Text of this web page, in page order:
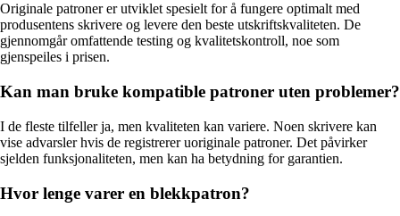
Originale patroner er utviklet spesielt for å fungere optimalt med
produsentens skrivere og levere den beste utskriftskvaliteten. De
gjennomgår omfattende testing og kvalitetskontroll, noe som
gjenspeiles i prisen.
Kan man bruke kompatible patroner uten problemer?
I de fleste tilfeller ja, men kvaliteten kan variere. Noen skrivere kan
vise advarsler hvis de registrerer uoriginale patroner. Det påvirker
sjelden funksjonaliteten, men kan ha betydning for garantien.
Hvor lenge varer en blekkpatron?